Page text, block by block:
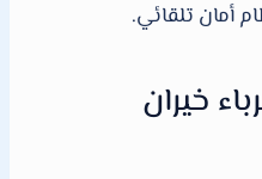
أمان تلقائي.
خيران